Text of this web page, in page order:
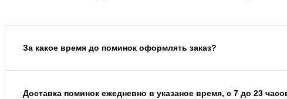
За какое время до поминок оформлять заказ?
Доставка поминок ежедневно в указаное время, с 7 до 23